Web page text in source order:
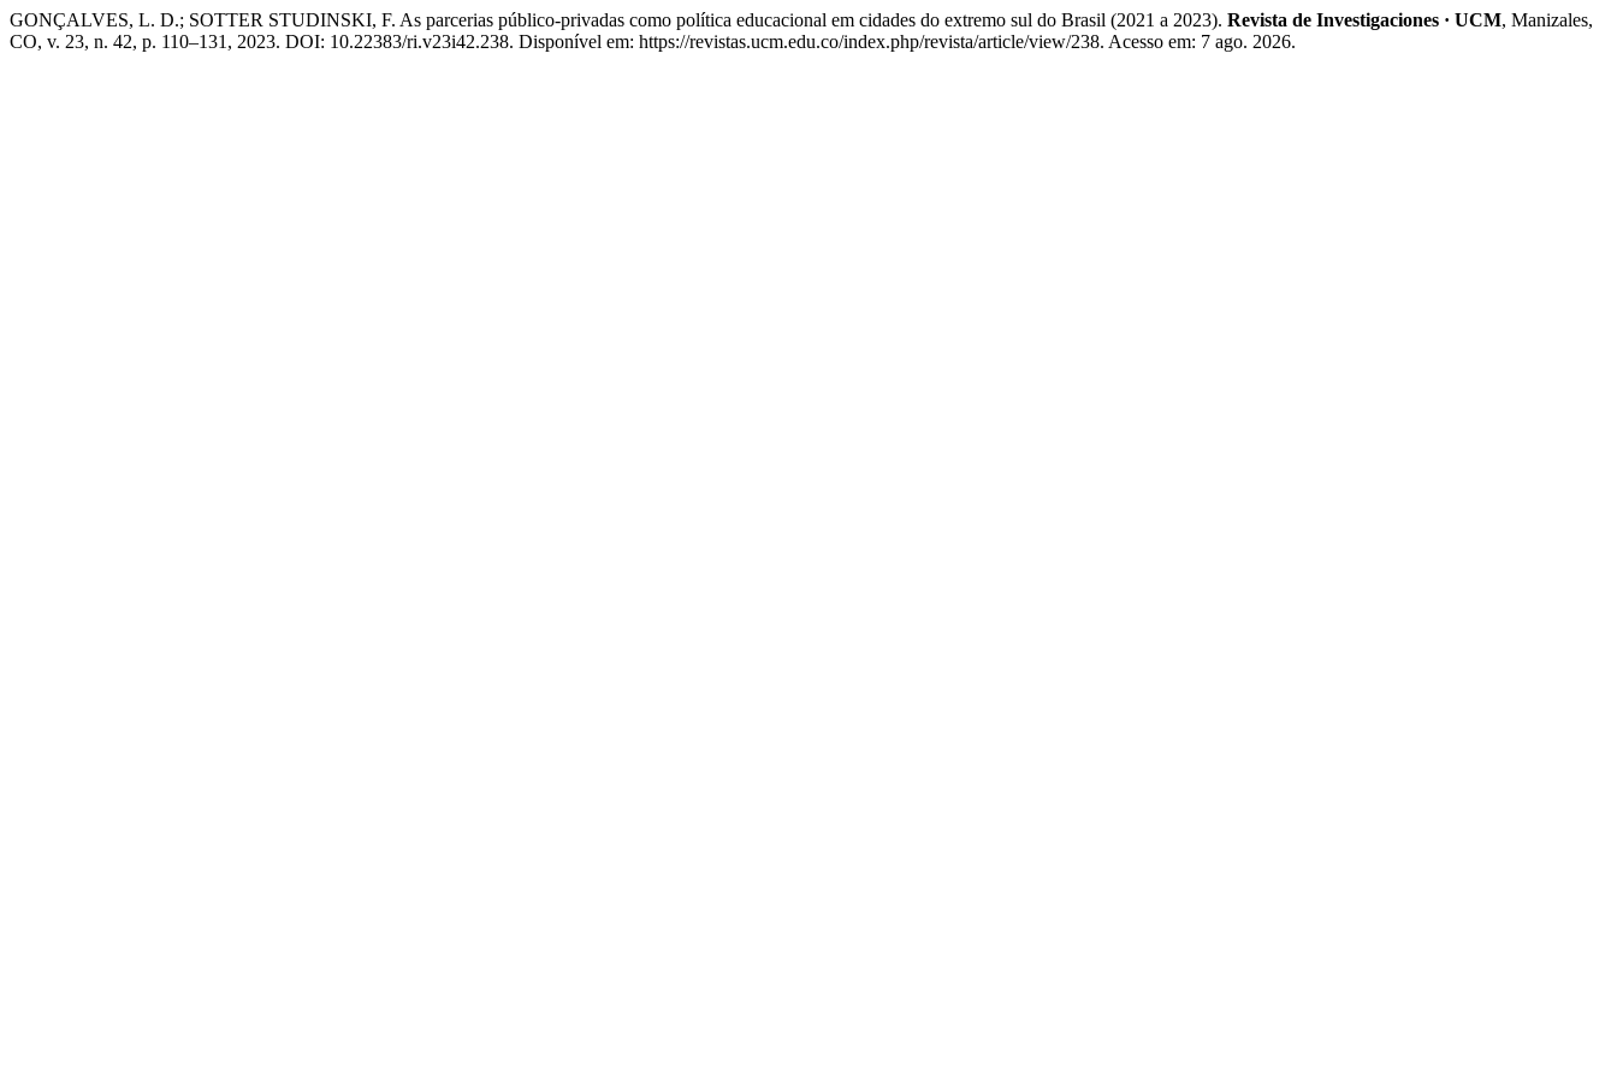
GONÇALVES, L. D.; SOTTER STUDINSKI, F. As parcerias público-privadas como política educacional em cidades do extremo sul do Brasil (2021 a 2023). Revista de Investigaciones · UCM, Manizales,
CO, v. 23, n. 42, p. 110–131, 2023. DOI: 10.22383/ri.v23i42.238. Disponível em: https://revistas.ucm.edu.co/index.php/revista/article/view/238. Acesso em: 7 ago. 2026.